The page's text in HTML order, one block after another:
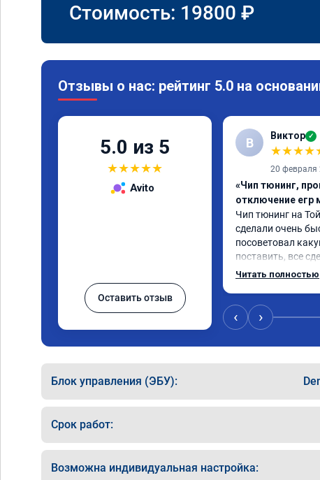
Стоимость: 19800 ₽
Отзывы о нас: рейтинг 5.0 на
5.0 из 5
★★★★★
Avito
Оставить отзыв
В Виктор ✓
★★★★
20 февраля
«Чип тюнинг,
отключение егр
Чип тюнинг на
сделали очень
посоветовал
поставить, все
тюнингом очень
коробка даже
пропали
Читать полностью
‹ ›
Блок управления (ЭБУ):
Срок работ:
Возможна индивидуальная настройка: